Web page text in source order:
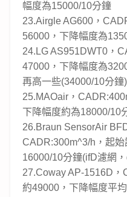
幅度為15000/10分鐘
23.Airgle AG600，
56000，下降幅度為
24.LG AS951DWT0，
47000，下降幅度為
再高一些(34000/10分鐘)
25.MAOair，
下降幅度約為18000/10
26.Braun SensorAir
CADR:300m^3/h，起
16000/10分鐘(ifD濾網
27.Coway AP-1516D
約49000，下降幅度平